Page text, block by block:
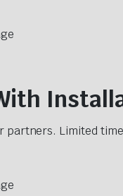
Limited